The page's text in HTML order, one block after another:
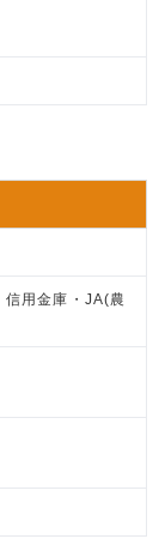
用金庫・JA(農